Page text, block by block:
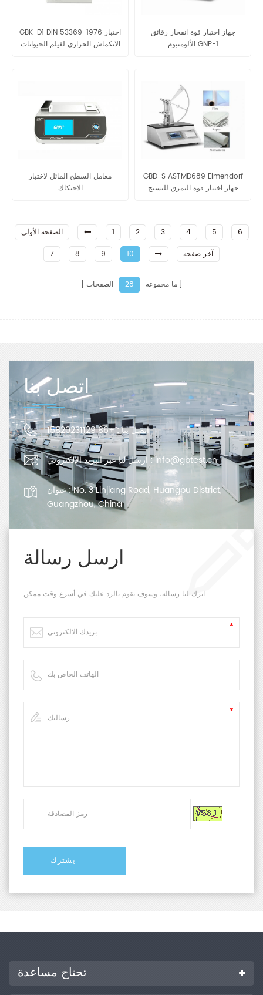
GBK-D1 DIN 53369-1976 اختبار
الانكماش الحراري لفيلم الحيوانات
جهاز اختبار قوة انفجار رقائق
الألومنيوم GNP-1
معامل السطح المائل لاختبار
الاحتكاك
GBD-S ASTMD689 Elmendorf
جهاز اختبار قوة التمزق للنسيج
الصفحة الأولى 1 2 3 4 5
6
7
8 9 10 آخر صفحة
ما مجموعه 28 الصفحات
اتصل بنا
اتصل بنا :+86 15820231129
ارسل لنا عبر البريد الإلكتروني :info@gbtest.cn
عنوان :No. 3 Linjiang Road, Huangpu District,
Guangzhou, China
ارسل رسالة
اترك لنا رسالة، وسوف نقوم بالرد عليك في أسرع وقت ممكن.
تحتاج مساعدة